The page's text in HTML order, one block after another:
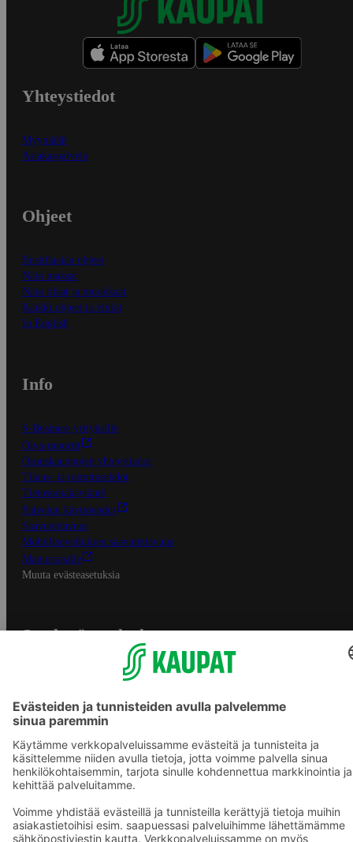
Yhteystiedot
Myymälät
Asiakaspalvelu
Ohjeet
Ensitilaajan ohjeet
Näin maksat
Näin tilaat ja muokkaat
Kaikki ohjeet ja vinkit
In English
Info
S-Business yrityksille
Oiva-raportit
Osuuskauppojen yhteystiedot
Tilaus- ja toimitusehdot
Tietosuojakäytäntö
Palvelun käyttöehdot
Saavutettavuus
Mobiilisovelluksen saavutettavuus
Mainostajalle
Muuta evästeasetuksia
S-ryhmän palvelut
Yhteishyvä Ruoka -sovellus
Prisma.fi
Sokos.fi
S-Pankki
Sokos Hotels
Raflaamo